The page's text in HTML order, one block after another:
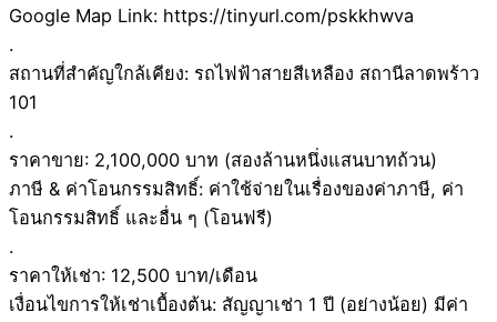
Google Map Link: https://tinyurl.com/pskkhwva
.
สถานที่สำคัญใกล้เคียง: รถไฟฟ้าสายสีเหลือง สถานีลาดพร้าว
101
.
ราคาขาย: 2,100,000 บาท (สองล้านหนึ่งแสนบาทถ้วน)
ภาษี & ค่าโอนกรรมสิทธิ์: ค่าใช้จ่ายในเรื่องของค่าภาษี, ค่า
โอนกรรมสิทธิ์ และอื่น ๆ (โอนฟรี)
.
ราคาให้เช่า: 12,500 บาท/เดือน
เงื่อนไขการให้เช่าเบื้องต้น: สัญญาเช่า 1 ปี (อย่างน้อย) มีค่า